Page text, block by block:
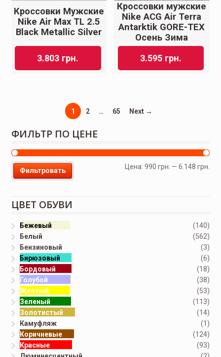
Кроссовки Мужские
Nike Air Max TL 2.5
Black Metallic Silver
3.803 грн.
Кроссовки мужские
Nike ACG Air Terra
Antarktik GORE-TEX
Осень Зима
3.595 грн.
1 2 … 65 Next →
ФИЛЬТР ПО ЦЕНЕ
Фильтровать
Цена:990 грн. —6.148 грн.
ЦВЕТ ОБУВИ
Бежевый
(140)
Белый
(562)
Бензиновый
(3)
Бирюзовый
(6)
Бордовый
(18)
Голубой
(38)
Желтый
(53)
Зеленый
(113)
Золотистый
(14)
Камуфляж
(1)
Коричневые
(124)
Красные
(93)